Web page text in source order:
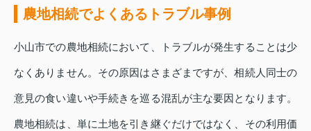
農地相続でよくあるトラブル事例
小山市での農地相続において、トラブルが発生することは少
なくありません。その原因はさまざまですが、相続人同士の
意見の食い違いや手続きを巡る混乱が主な要因となります。
農地相続は、単に土地を引き継ぐだけではなく、その利用価